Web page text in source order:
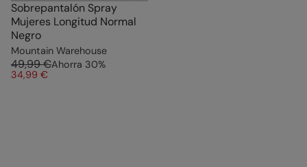
Sobrepantalón Spray
Mujeres Longitud Normal
Negro
Mountain Warehouse
49,99 €Ahorra 30%
34,99 €